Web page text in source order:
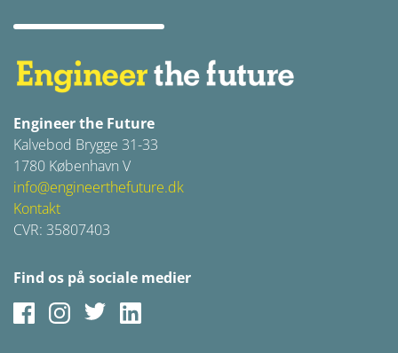
Engineer the Future
Kalvebod Brygge 31-33
1780 København V
info@engineerthefuture.dk
Kontakt
CVR: 35807403
Find os på sociale medier
FacebookInstagram
Twitter